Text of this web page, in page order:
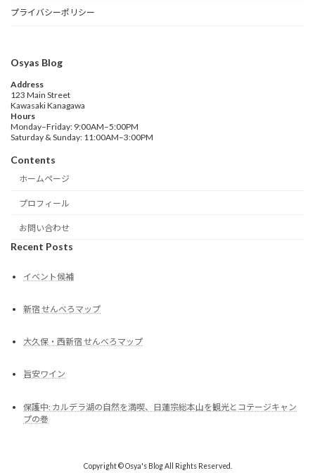
プライバシーポリシー
Osyas Blog
Address
123 Main Street
Kawasaki Kanagawa
Hours
Monday–Friday: 9:00AM–5:00PM
Saturday & Sunday: 11:00AM–3:00PM
Contents
ホームページ
プロフィール
お問い合わせ
Recent Posts
イベント候補
新宿 せんべろマップ
大久保・西新宿 せんべろマップ
旨安ワイン
保護中: カルデラ湖の自然を満喫、日蓮宗総本山を観光とコテージキャン
プの巻
Copyright © Osya's Blog All Rights Reserved.